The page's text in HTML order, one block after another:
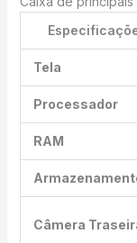
Tela
Processador
RAM
Câmera